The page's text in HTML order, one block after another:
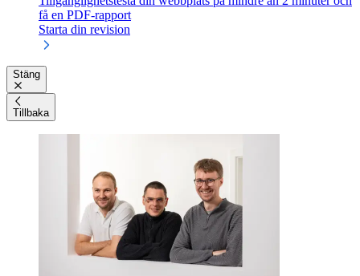
få en PDF-rapport
Starta din revision
Stäng
Tillbaka